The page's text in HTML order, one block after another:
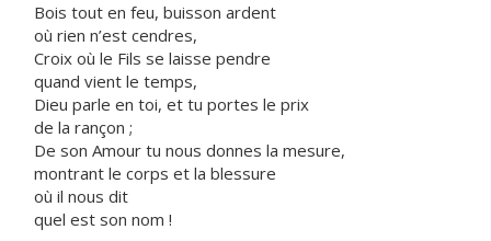
Bois tout en feu, buisson ardent
où rien n’est cendres,
Croix où le Fils se laisse pendre
quand vient le temps,
Dieu parle en toi, et tu portes le prix
de la rançon ;
De son Amour tu nous donnes la mesure,
montrant le corps et la blessure
où il nous dit
quel est son nom !